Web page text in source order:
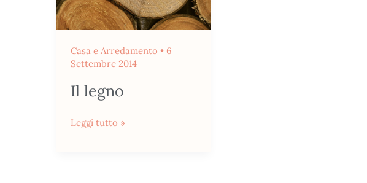
Casa e Arredamento • 6
Settembre 2014
Il legno
Leggi tutto »